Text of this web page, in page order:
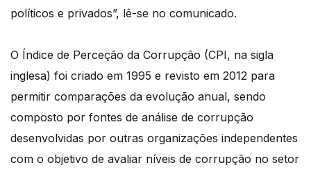
políticos e privados”, lê-se no comunicado.
O Índice de Perceção da Corrupção (CPI, na sigla
inglesa) foi criado em 1995 e revisto em 2012 para
permitir comparações da evolução anual, sendo
composto por fontes de análise de corrupção
desenvolvidas por outras organizações independentes
com o objetivo de avaliar níveis de corrupção no setor